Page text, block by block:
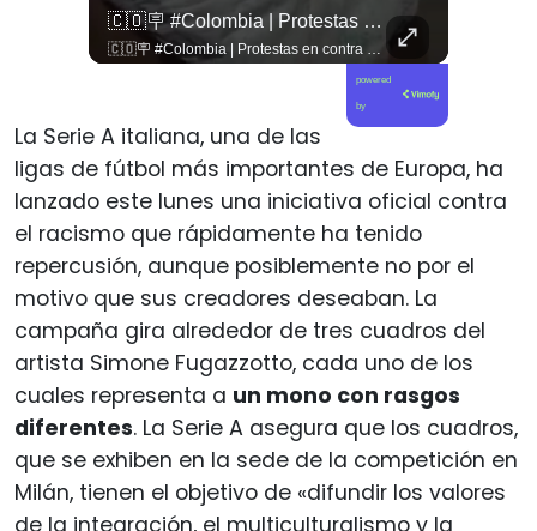
🇨🇴🪧 #Colombia | Protestas En Contra De La Toma De Posesión De Abelardo Son Lideradas Por Iván Cepeda
🇨🇴🪧 #Colombia | Protestas en contra de la toma de posesión de Abelardo son lideradas por Iván Cepeda
powered
by
La Serie A italiana, una de las
ligas de fútbol más importantes de Europa, ha
lanzado este lunes una iniciativa oficial contra
el racismo que rápidamente ha tenido
repercusión, aunque posiblemente no por el
motivo que sus creadores deseaban. La
campaña gira alrededor de tres cuadros del
artista Simone Fugazzotto, cada uno de los
cuales representa a un mono con rasgos
diferentes. La Serie A asegura que los cuadros,
que se exhiben en la sede de la competición en
Milán, tienen el objetivo de «difundir los valores
de la integración, el multiculturalismo y la